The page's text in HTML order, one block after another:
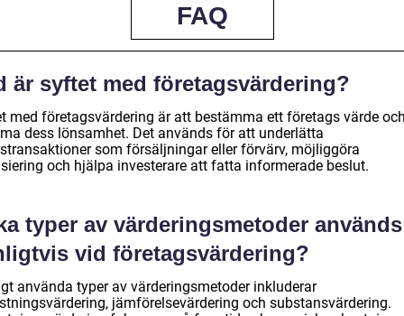
FAQ
är syftet med företagsvärdering?
med företagsvärdering är att bestämma ett företags värde
dess lönsamhet. Det används för att underlätta
som försäljningar eller förvärv, möjliggöra
och hjälpa investerare att fatta informerade beslut.
typer av värderingsmetoder används
vid företagsvärdering?
använda typer av värderingsmetoder inkluderar
jämförelsevärdering och substansvärdering.